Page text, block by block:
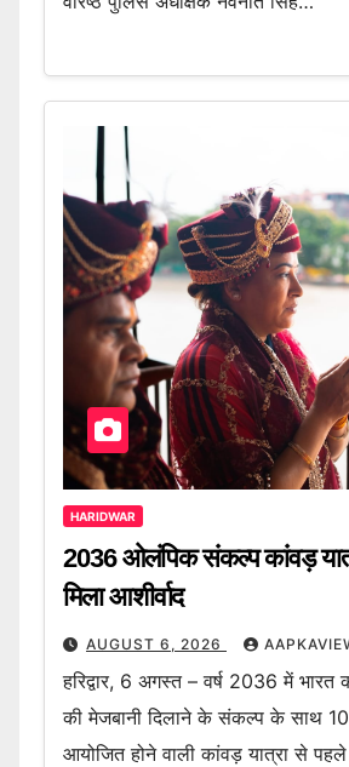
HARIDWAR
2036 ओलंपिक संकल्प कांवड़
मिला आशीर्वाद
AUGUST 6, 2026
हरिद्वार, 6 अगस्त – वर्ष 2036 में
की मेजबानी दिलाने के संकल्प के साथ
आयोजित होने वाली कांवड़ यात्रा से